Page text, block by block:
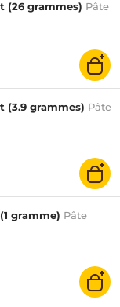
(26 grammes) Pâte
(3.9 grammes) Pâte
gramme) Pâte